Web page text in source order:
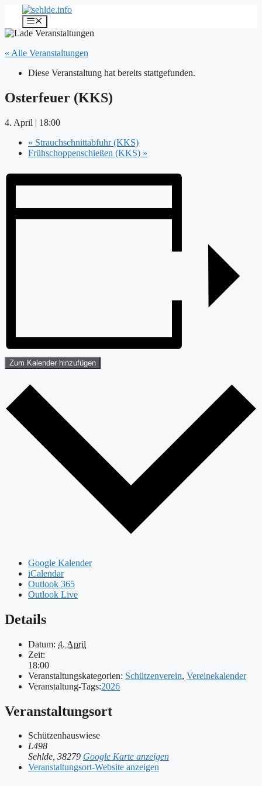
Inhalt
springen
Menü
« Alle Veranstaltungen
Diese Veranstaltung hat bereits stattgefunden.
Osterfeuer (KKS)
4. April | 18:00
« Strauchschnittabfuhr (KKS)
Frühschoppenschießen (KKS) »
Zum Kalender hinzufügen
Google Kalender
iCalendar
Outlook 365
Outlook Live
Details
Datum: 4. April
Zeit:
18:00
Veranstaltungskategorien: Schützenverein, Vereinekalender
Veranstaltung-Tags:2026
Veranstaltungsort
Schützenhauswiese
L498
Sehlde, 38279 Google Karte anzeigen
Veranstaltungsort-Website anzeigen